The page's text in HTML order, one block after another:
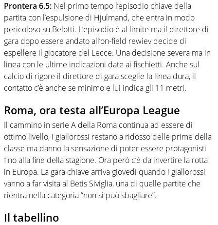
Prontera 6.5: Nel primo tempo l’episodio chiave della
partita con l’espulsione di Hjulmand, che entra in modo
pericoloso su Belotti. L’episodio è al limite ma il direttore di
gara dopo essere andato all’on-field rewiev decide di
espellere il giocatore del Lecce. Una decisione severa ma in
linea con le ultime indicazioni date ai fischietti. Anche sul
calcio di rigore il direttore di gara sceglie la linea dura, il
contatto c’è anche se minimo e lui indica gli 11 metri.
Roma, ora testa all’Europa League
Il cammino in serie A della Roma continua ad essere di
ottimo livello, i giallorossi restano a ridosso delle prime della
classe ma danno la sensazione di poter essere protagonisti
fino alla fine della stagione. Ora però c’è da invertire la rotta
in Europa. La gara chiave arriva giovedì quando i giallorossi
vanno a far visita al Betis Siviglia, una di quelle partite che
rientra nella categoria “non si può sbagliare”.
Il tabellino